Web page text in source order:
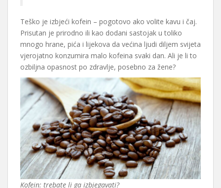
Teško je izbjeći kofein – pogotovo ako volite kavu i čaj.
Prisutan je prirodno ili kao dodani sastojak u toliko
mnogo hrane, pića i lijekova da većina ljudi diljem svijeta
vjerojatno konzumira malo kofeina svaki dan. Ali je li to
ozbiljna opasnost po zdravlje, posebno za žene?
Kofein: trebate li ga izbjegavati?